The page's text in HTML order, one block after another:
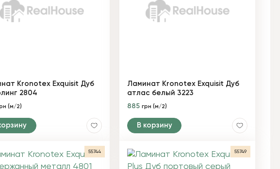
Kronotex Exquisit Дуб
2804
(м/2)
Ламинат Kronotex Exquisit Дуб
атлас белый 3223
885грн (м/2)
В корзину
55744 55749